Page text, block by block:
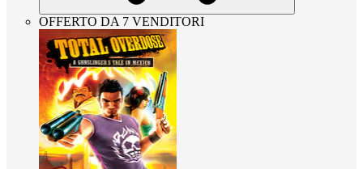
OFFERTO DA 7 VENDITORI